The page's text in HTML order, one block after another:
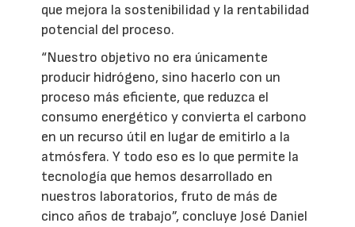
que mejora la sostenibilidad y la rentabilidad
potencial del proceso.
“Nuestro objetivo no era únicamente
producir hidrógeno, sino hacerlo con un
proceso más eficiente, que reduzca el
consumo energético y convierta el carbono
en un recurso útil en lugar de emitirlo a la
atmósfera. Y todo eso es lo que permite la
tecnología que hemos desarrollado en
nuestros laboratorios, fruto de más de
cinco años de trabajo”, concluye José Daniel